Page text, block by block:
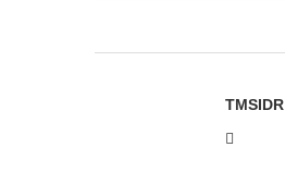
TMSIDR